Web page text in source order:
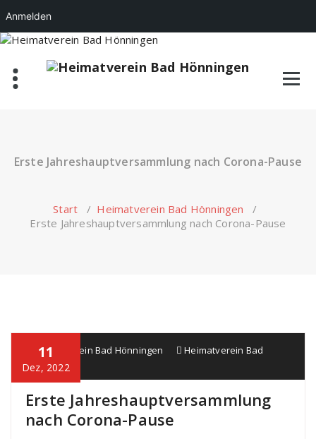
Anmelden
Zum
springen
Erste Jahreshauptversammlung nach Corona-Pause
Start / Heimatverein Bad Hönningen /
Erste Jahreshauptversammlung nach Corona-Pause
11
Dez, 2022
Heimatverein Bad Hönningen
Heimatverein Bad
Hönningen
Erste Jahreshauptversammlung
nach Corona-Pause